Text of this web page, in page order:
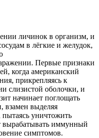
личинок в организм, и
в лёгкие и желудок,
Первые признаки
когда американский
прикрепляясь к
слизистой оболочки, и
начинает поглощать
взамен выделяя
уничтожить
вырабатывать иммунный
симптомов.